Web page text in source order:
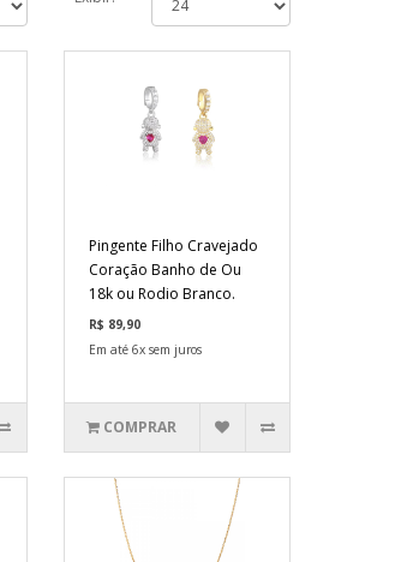
Pingente Filho Cravejado
Coração Banho de Ou
18k ou Rodio Branco.
R$ 89,90
Em até 6x sem juros
COMPRAR